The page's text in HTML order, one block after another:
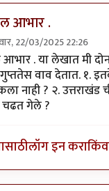
आभार .
22/03/2025 22:26
दा विन्ची कोड नंतर
आभार . या लेखात मी
वाव देतात. १.
नाही ? २. उत्तराखंड
चढत गेले ?
लॉग इन करा